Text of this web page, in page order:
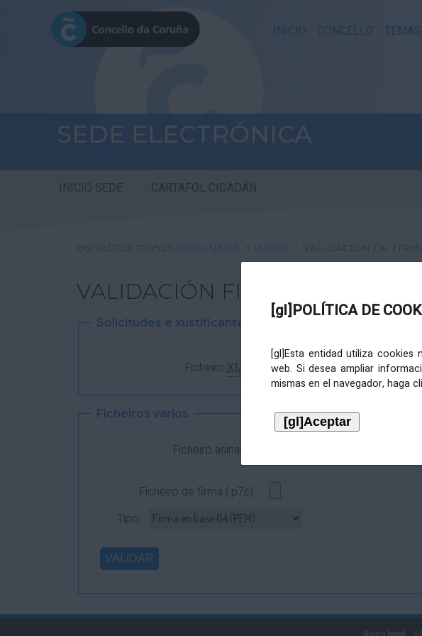
INICIO CONCELLO TEMAS
SEDE ELECTRÓNICA
INICIO SEDE CARTAFOL CIDADÁN
[gl]POLÍTICA DE
[gl]Esta entidad utiliza
web. Si desea ampliar
mismas en el navegador, haga
06/08/2026 17:05:23 CORUNA.ES > INICIO > VALIDACIÓN DE FIRMA
VALIDACIÓN FIRMA DIXITAL
Solicitudes e xustificantes
FicheiroXML
Ficheiros varios
Ficheiro asinado:
Ficheiro de firma (.p7s):
Tipo:
Aviso legal